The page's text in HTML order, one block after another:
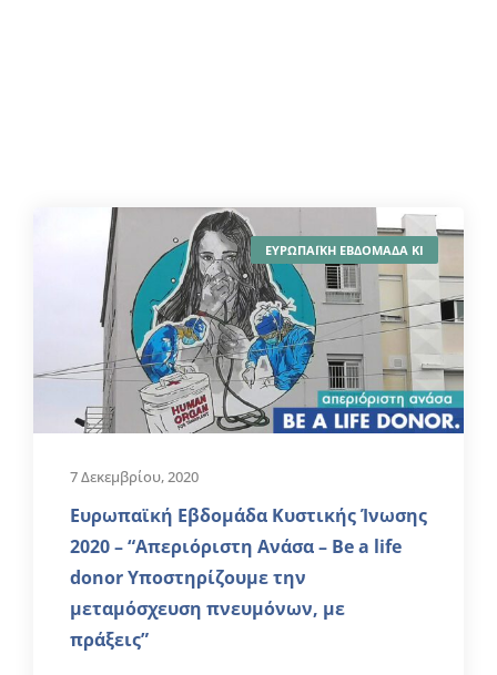
ΕΥΡΩΠΑΪΚΗ ΕΒΔΟΜΑΔΑ ΚΙ
7 Δεκεμβρίου, 2020
Ευρωπαϊκή Εβδομάδα Κυστικής Ίνωσης
2020 – “Απεριόριστη Ανάσα – Be a life
donor Υποστηρίζουμε την
μεταμόσχευση πνευμόνων, με
πράξεις”